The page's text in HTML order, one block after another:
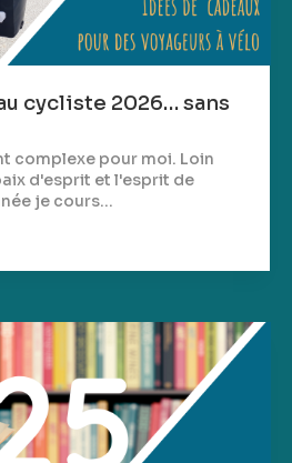
cycliste 2026… sans
complexe pour moi. Loin
d'esprit et l'esprit de
je cours...